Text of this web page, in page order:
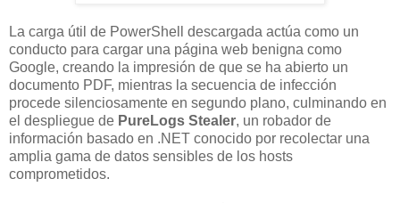
La carga útil de PowerShell descargada actúa como un
conducto para cargar una página web benigna como
Google, creando la impresión de que se ha abierto un
documento PDF, mientras la secuencia de infección
procede silenciosamente en segundo plano, culminando en
el despliegue de PureLogs Stealer, un robador de
información basado en .NET conocido por recolectar una
amplia gama de datos sensibles de los hosts
comprometidos.